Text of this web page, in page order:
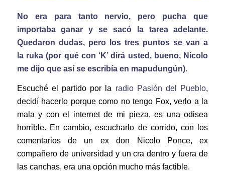
No era para tanto nervio, pero pucha que
importaba ganar y se sacó la tarea adelante.
Quedaron dudas, pero los tres puntos se van a
la ruka (por qué con ‘K’ dirá usted, bueno, Nicolo
me dijo que así se escribía en mapudungún).
Escuché el partido por la radio Pasión del Pueblo,
decidí hacerlo porque como no tengo Fox, verlo a la
mala y con el internet de mi pieza, es una odisea
horrible. En cambio, escucharlo de corrido, con los
comentarios de un ex don Nicolo Ponce, ex
compañero de universidad y un cra dentro y fuera de
las canchas, era una opción mucho más factible.